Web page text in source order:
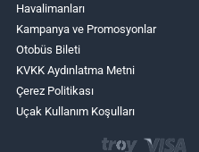
Havalimanları
Kampanya ve Promosyonlar
Otobüs Bileti
KVKK Aydınlatma Metni
Çerez Politikası
Uçak Kullanım Koşulları